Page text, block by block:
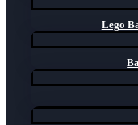
Lego